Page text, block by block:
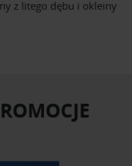
z litego dębu i okleiny